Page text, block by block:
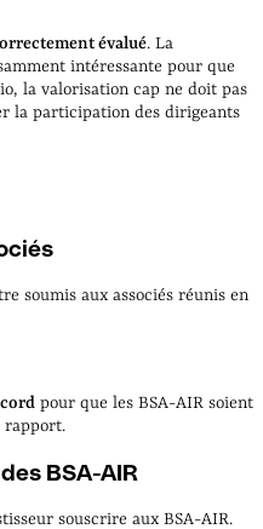
évalué. La
intéressante pour que
la valorisation cap ne doit pas
la participation des dirigeants
soumis aux associés réunis en
pour que les BSA-AIR soient
rapport.
BSA-AIR
souscrire aux BSA-AIR.